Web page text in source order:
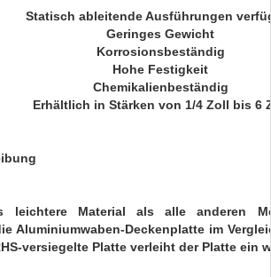
Statisch ableitende Ausführungen
Geringes Gewicht
Korrosionsbeständig
Hohe Festigkeit
Chemikalienbeständig
Erhältlich in Stärken von 1/4 Zoll bis 6
leichtere Material als alle anderen
Aluminiumwaben-Deckenplatte im
versiegelte Platte verleiht der Platte ein